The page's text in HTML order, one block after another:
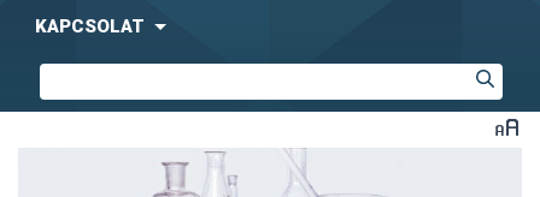
KAPCSOLAT